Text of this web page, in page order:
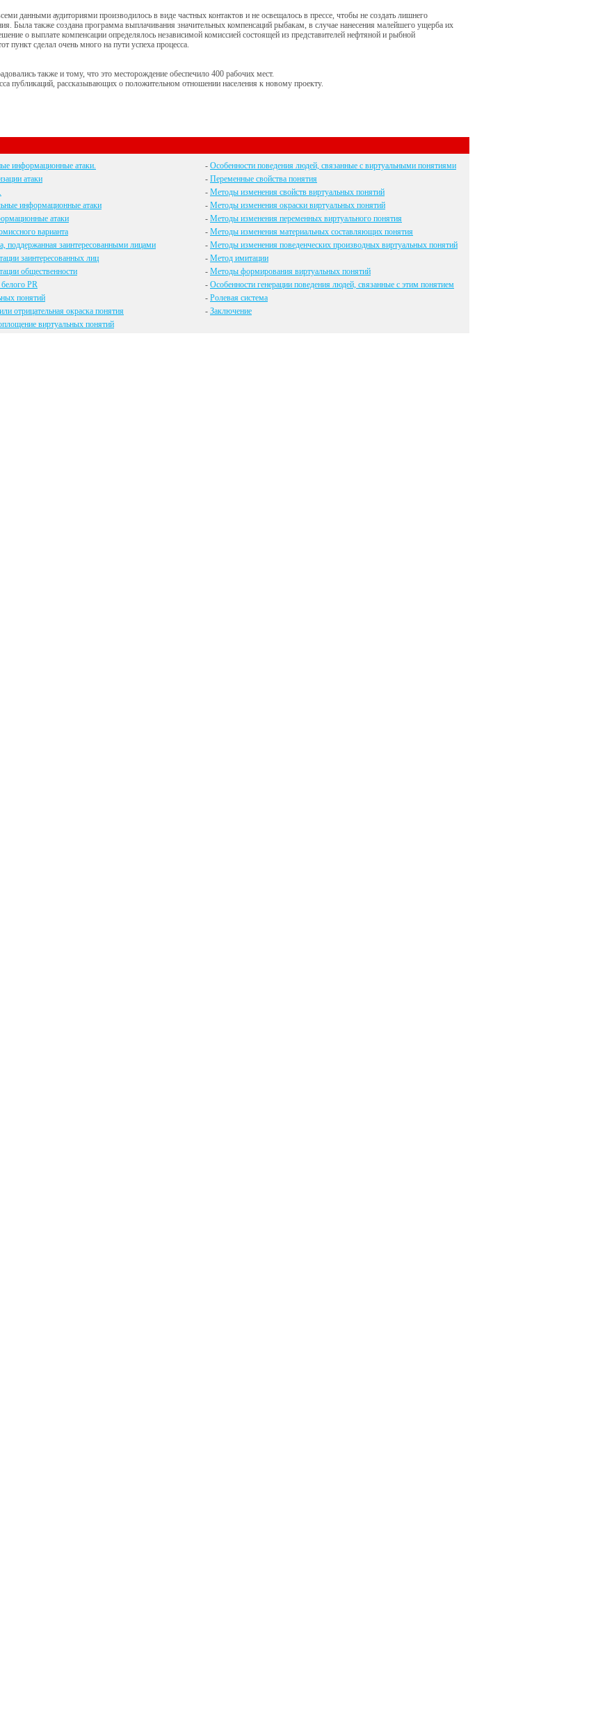
данными аудиториями производилось в виде частных контактов и не освещалось в прессе, чтобы не создать лишнего
Была также создана программа выплачивания значительных компенсаций рыбакам, в случае нанесения малейшего ущерба их
о выплате компенсации определялось независимой комиссией состоящей из представителей нефтяной и рыбной
пункт сделал очень много на пути успеха процесса.
также и тому, что это месторождение обеспечило 400 рабочих мест.
публикаций, рассказывающих о положительном отношении населения к новому проекту.
информационные атаки.
атаки
информационные атаки
атаки
варианта
поддержанная заинтересованными лицами
заинтересованных лиц
общественности
PR
понятий
отрицательная окраска понятия
виртуальных понятий
- Особенности поведения людей, связанные с виртуальными понятиями
- Переменные свойства понятия
- Методы изменения свойств виртуальных понятий
- Методы изменения окраски виртуальных понятий
- Методы изменения переменных виртуального понятия
- Методы изменения материальных составляющих понятия
- Методы изменения поведенческих производных виртуальных понятий
- Метод имитации
- Методы формирования виртуальных понятий
- Особенности генерации поведения людей, связанные с этим понятием
- Ролевая система
- Заключение